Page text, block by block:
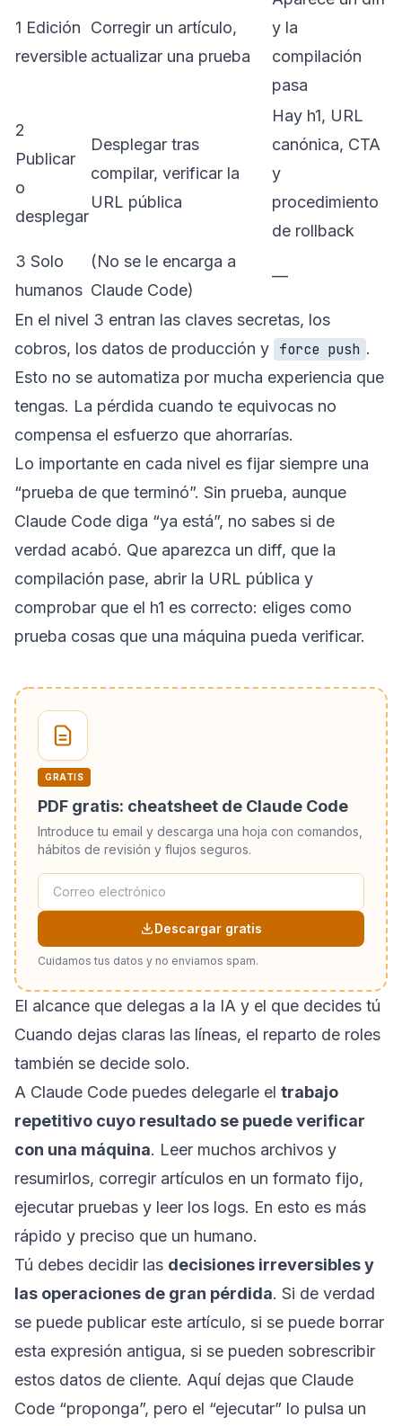
1 Edición
reversible
Corregir un artículo,
actualizar una prueba
y la
compilación
pasa
2
Publicar
o
desplegar
Desplegar tras
compilar, verificar la
URL pública
Hay h1, URL
canónica, CTA
y
procedimiento
de rollback
3 Solo
humanos
(No se le encarga a
Claude Code)
—
En el nivel 3 entran las claves secretas, los
cobros, los datos de producción y force push .
Esto no se automatiza por mucha experiencia que
tengas. La pérdida cuando te equivocas no
compensa el esfuerzo que ahorrarías.
Lo importante en cada nivel es fijar siempre una
“prueba de que terminó”. Sin prueba, aunque
Claude Code diga “ya está”, no sabes si de
verdad acabó. Que aparezca un diff, que la
compilación pase, abrir la URL pública y
comprobar que el h1 es correcto: eliges como
prueba cosas que una máquina pueda verificar.
GRATIS
PDF gratis: cheatsheet de Claude Code
Introduce tu email y descarga una hoja con comandos,
hábitos de revisión y flujos seguros.
Descargar gratis
Cuidamos tus datos y no enviamos spam.
El alcance que delegas a la IA y el que decides tú
Cuando dejas claras las líneas, el reparto de roles
también se decide solo.
A Claude Code puedes delegarle el trabajo
repetitivo cuyo resultado se puede verificar
con una máquina. Leer muchos archivos y
resumirlos, corregir artículos en un formato fijo,
ejecutar pruebas y leer los logs. En esto es más
rápido y preciso que un humano.
Tú debes decidir las decisiones irreversibles y
las operaciones de gran pérdida. Si de verdad
se puede publicar este artículo, si se puede borrar
esta expresión antigua, si se pueden sobrescribir
estos datos de cliente. Aquí dejas que Claude
Code “proponga”, pero el “ejecutar” lo pulsa un